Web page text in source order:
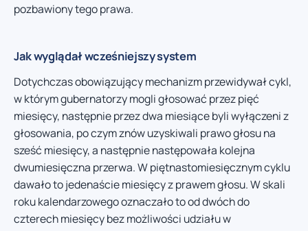
pozbawiony tego prawa.
Jak wyglądał wcześniejszy system
Dotychczas obowiązujący mechanizm przewidywał cykl,
w którym gubernatorzy mogli głosować przez pięć
miesięcy, następnie przez dwa miesiące byli wyłączeni z
głosowania, po czym znów uzyskiwali prawo głosu na
sześć miesięcy, a następnie następowała kolejna
dwumiesięczna przerwa. W piętnastomiesięcznym cyklu
dawało to jedenaście miesięcy z prawem głosu. W skali
roku kalendarzowego oznaczało to od dwóch do
czterech miesięcy bez możliwości udziału w